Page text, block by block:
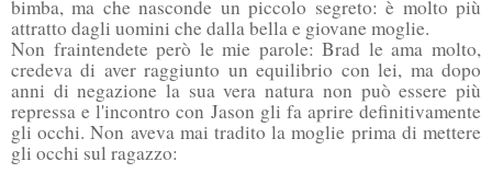
bimba, ma che nasconde un piccolo segreto: è molto più
attratto dagli uomini che dalla bella e giovane moglie.
Non fraintendete però le mie parole: Brad le ama molto,
credeva di aver raggiunto un equilibrio con lei, ma dopo
anni di negazione la sua vera natura non può essere più
repressa e l'incontro con Jason gli fa aprire definitivamente
gli occhi. Non aveva mai tradito la moglie prima di mettere
gli occhi sul ragazzo: